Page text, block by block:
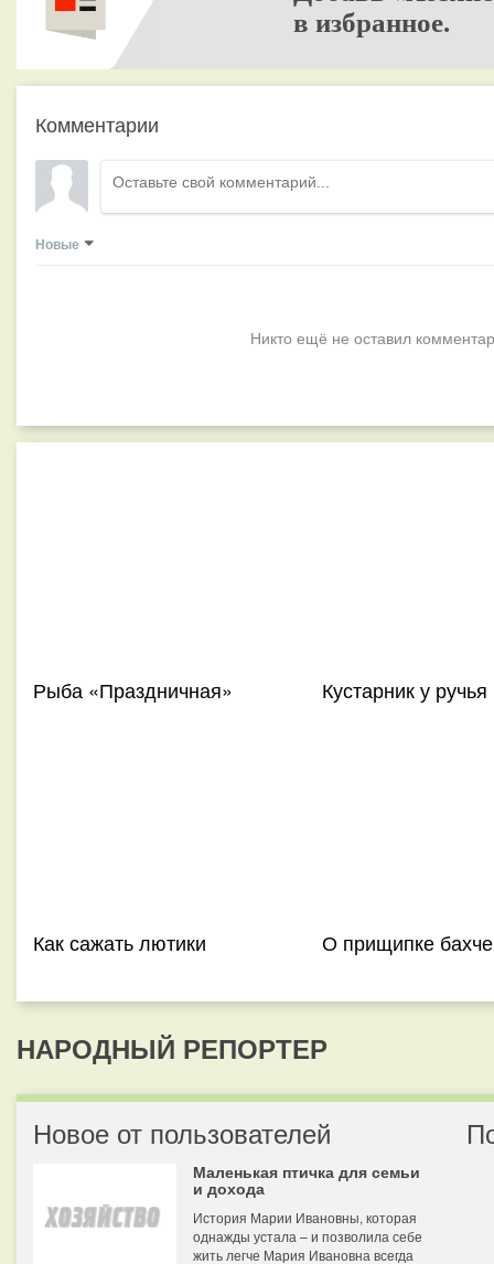
в избранное.
Комментарии
Новые
Никто ещё не оставил
Рыба «Праздничная» Кустарник у ручья
Как сажать лютики О прищипке
НАРОДНЫЙ РЕПОРТЕР
Новое от пользователей
Маленькая птичка для семьи
и дохода
История Марии Ивановны, которая
однажды устала – и позволила себе
жить легче Мария Ивановна всегда